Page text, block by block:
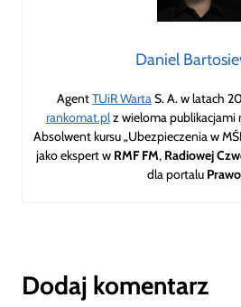
Daniel
AgentTUiR WartaS. A. w latach
rankomat.plz wieloma publikacjami
Absolwent kursu „Ubezpieczenia w
jako ekspert w RMF FM, Radiowej
dla portalu
Dodaj komentarz